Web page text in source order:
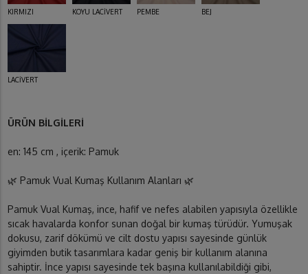
KIRMIZI KOYU LACİVERT PEMBE BEJ
LACİVERT
ÜRÜN BİLGİLERİ
en: 145 cm , içerik: Pamuk
🌿 Pamuk Vual Kumaş Kullanım Alanları 🌿
Pamuk Vual Kumaş, ince, hafif ve nefes alabilen yapısıyla özellikle
sıcak havalarda konfor sunan doğal bir kumaş türüdür. Yumuşak
dokusu, zarif dökümü ve cilt dostu yapısı sayesinde günlük
giyimden butik tasarımlara kadar geniş bir kullanım alanına
sahiptir. İnce yapısı sayesinde tek başına kullanılabildiği gibi,